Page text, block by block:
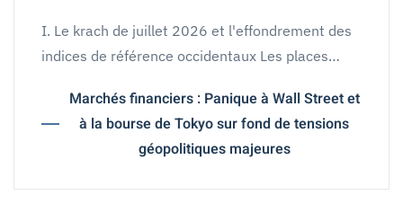
I. Le krach de juillet 2026 et l'effondrement des
indices de référence occidentaux Les places…
Marchés financiers : Panique à Wall Street et
à la bourse de Tokyo sur fond de tensions
géopolitiques majeures